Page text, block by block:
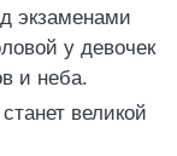
экзаменами
у девочек
и неба.
великой